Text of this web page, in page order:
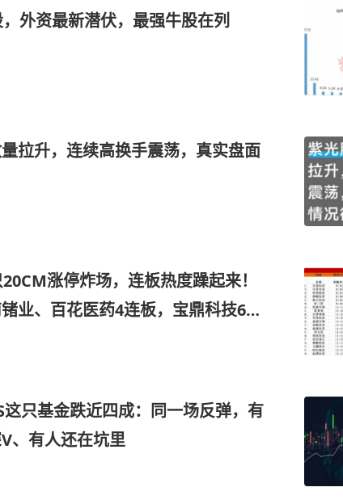
外资最新潜伏，最强牛股在列
拉升，连续高换手震荡，真实盘面
涨停炸场，连板热度躁起来！
业、百花医药4连板，宝鼎科技6天
这只基金跌近四成：同一场反弹，有
、有人还在坑里